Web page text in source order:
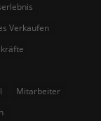
Verkaufen
Mitarbeiter